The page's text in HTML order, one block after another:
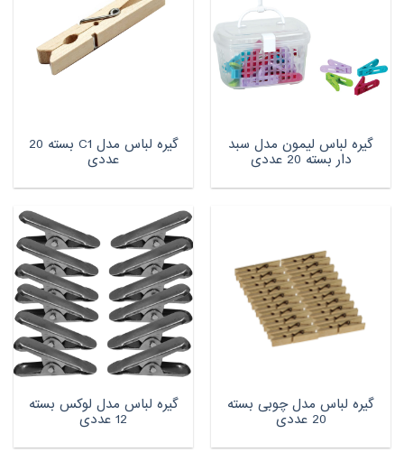
گیره لباس لیمون مدل سبد
دار بسته 20 عددی
گیره لباس مدل C1 بسته 20
عددی
گیره لباس مدل چوبی بسته
20 عددی
گیره لباس مدل لوکس بسته
12 عددی